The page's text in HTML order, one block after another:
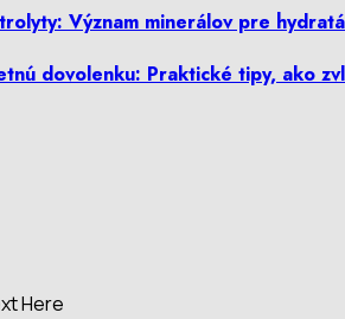
Význam minerálov pre
dovolenku: Praktické tipy, ako
Here